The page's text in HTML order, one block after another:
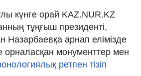
күнге орай KAZ.NUR.KZ
тұңғыш президенті,
Назарбаевқа арнап елімізде
монументтер мен
ретпен тізіп